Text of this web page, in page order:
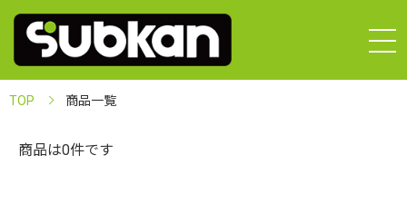
TOP 商品一覧
商品は0件です